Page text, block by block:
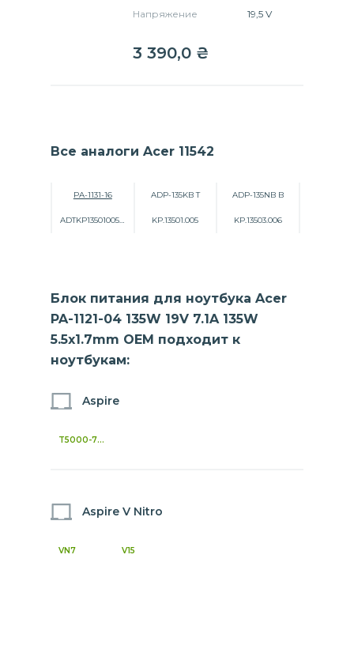
Напряжение
19,5 V
3 390,0 ₴
Все аналоги Acer 11542
PA-1131-16 ADP-135KB T ADP-135NB B
ADTKP13501005519000D9P100 KP.13501.005 KP.13503.006
Блок питания для ноутбука Acer
PA-1121-04 135W 19V 7.1A 135W
5.5x1.7mm OEM подходит к
ноутбукам:
Aspire
T5000-73CF
Aspire V Nitro
VN7 V15